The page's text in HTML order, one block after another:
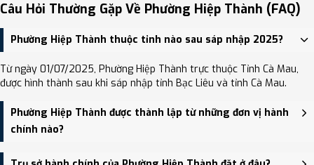
Câu Hỏi Thường Gặp Về Phường Hiệp Thành (FAQ)
Phường Hiệp Thành thuộc tỉnh nào sau sáp nhập 2025?
Từ ngày 01/07/2025, Phường Hiệp Thành trực thuộc Tỉnh Cà Mau,
được hình thành sau khi sáp nhập tỉnh Bạc Liêu và tỉnh Cà Mau.
Phường Hiệp Thành được thành lập từ những đơn vị hành
chính nào?
Phường Hiệp Thành được thành lập trên cơ sở sáp nhập Phường